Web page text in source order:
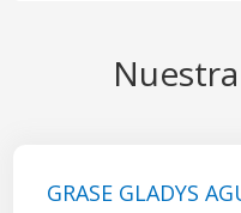
GRASE GLADYS